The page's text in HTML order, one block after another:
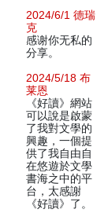
2024/6/1 德瑞
克
感谢你无私的
分享。
2024/5/18 布
莱恩
《好讀》網站
可以說是啟蒙
了我對文學的
興趣，一個提
供了我自由自
在悠遊於文學
書海之中的平
台，太感謝
《好讀》了。